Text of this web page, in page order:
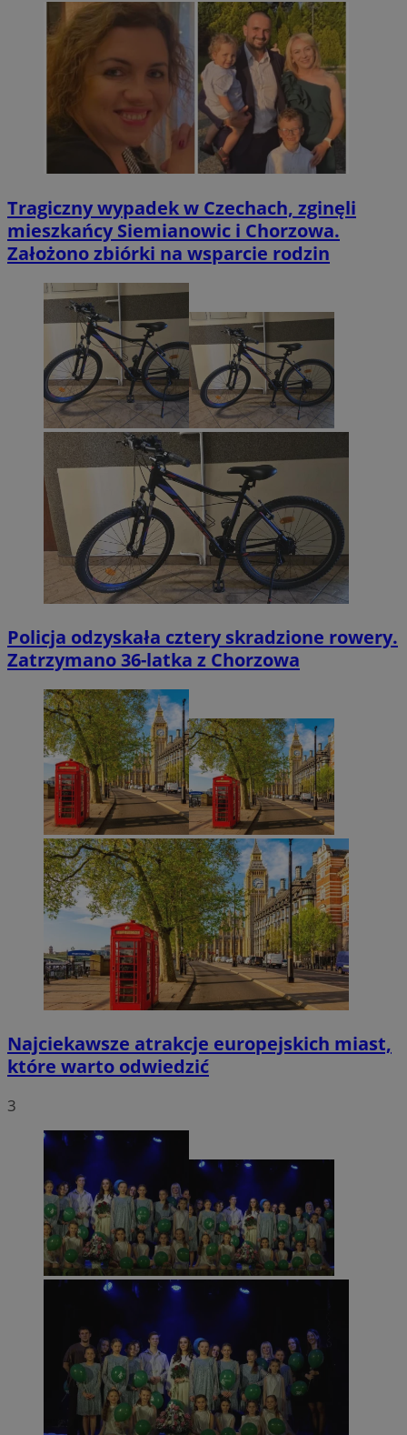
Tragiczny wypadek w Czechach, zginęli
mieszkańcy Siemianowic i Chorzowa.
Założono zbiórki na wsparcie rodzin
Policja odzyskała cztery skradzione rowery.
Zatrzymano 36-latka z Chorzowa
Najciekawsze atrakcje europejskich miast,
które warto odwiedzić
3